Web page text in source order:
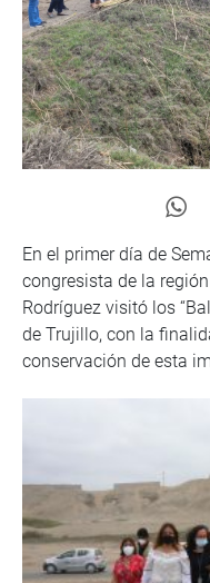
En el primer día de
congresista de la
Rodríguez visitó los
de Trujillo, con la
conservación de esta